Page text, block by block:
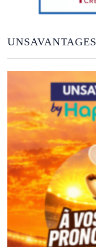
UNSAVANTAGES